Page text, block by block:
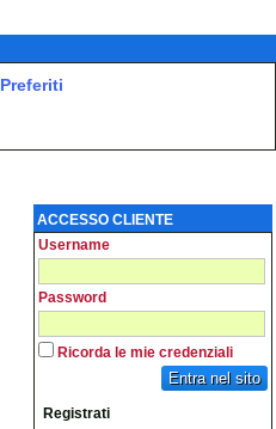
Preferiti
ACCESSO CLIENTE
Username
Password
Ricorda le mie credenziali
Entra nel sito
Registrati